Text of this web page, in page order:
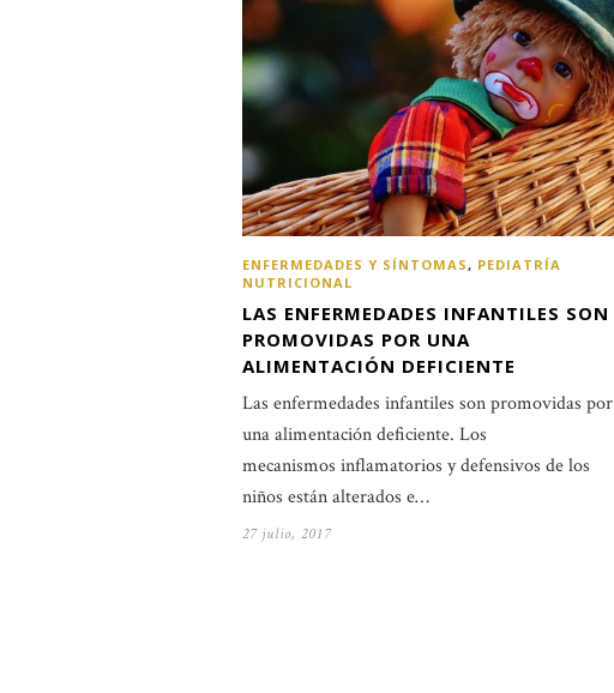
ENFERMEDADES Y SÍNTOMAS, PEDIATRÍA
NUTRICIONAL
LAS ENFERMEDADES INFANTILES SON
PROMOVIDAS POR UNA
ALIMENTACIÓN DEFICIENTE
Las enfermedades infantiles son promovidas por
una alimentación deficiente. Los
mecanismos inflamatorios y defensivos de los
niños están alterados e…
27 julio, 2017